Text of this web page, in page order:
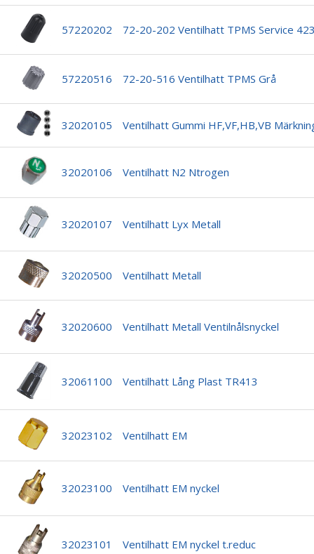
57220202 72-20-202 Ventilhatt TPMS Service
57220516 72-20-516 Ventilhatt TPMS Grå
32020105 Ventilhatt Gummi HF,VF,HB,VB
32020106 Ventilhatt N2 Ntrogen
32020107 Ventilhatt Lyx Metall
32020500 Ventilhatt Metall
32020600 Ventilhatt Metall Ventilnålsnyckel
32061100 Ventilhatt Lång Plast TR413
32023102 Ventilhatt EM
32023100 Ventilhatt EM nyckel
32023101 Ventilhatt EM nyckel t.reduc